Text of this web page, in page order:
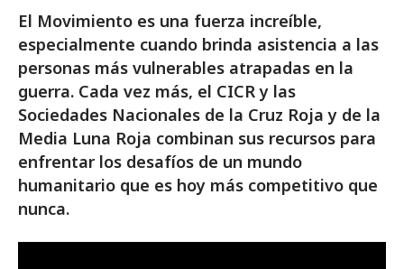
El Movimiento es una fuerza increíble,
especialmente cuando brinda asistencia a las
personas más vulnerables atrapadas en la
guerra. Cada vez más, el CICR y las
Sociedades Nacionales de la Cruz Roja y de la
Media Luna Roja combinan sus recursos para
enfrentar los desafíos de un mundo
humanitario que es hoy más competitivo que
nunca.